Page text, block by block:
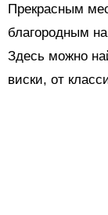
Прекрасным
благородным
Здесь можно
виски, от